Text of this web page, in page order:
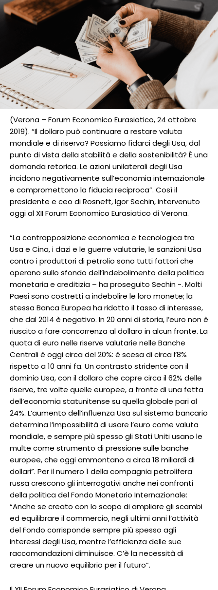
(Verona – Forum Economico Eurasiatico, 24 ottobre
2019). “Il dollaro può continuare a restare valuta
mondiale e di riserva? Possiamo fidarci degli Usa, dal
punto di vista della stabilità e della sostenibilità? È una
domanda retorica. Le azioni unilaterali degli Usa
incidono negativamente sull’economia internazionale
e compromettono la fiducia reciproca”. Così il
presidente e ceo di Rosneft, Igor Sechin, intervenuto
oggi al XII Forum Economico Eurasiatico di Verona.
“La contrapposizione economica e tecnologica tra
Usa e Cina, i dazi e le guerre valutarie, le sanzioni Usa
contro i produttori di petrolio sono tutti fattori che
operano sullo sfondo dell’indebolimento della politica
monetaria e creditizia – ha proseguito Sechin -. Molti
Paesi sono costretti a indebolire le loro monete; la
stessa Banca Europea ha ridotto il tasso di interesse,
che dal 2014 è negativo. In 20 anni di storia, l’euro non è
riuscito a fare concorrenza al dollaro in alcun fronte. La
quota di euro nelle riserve valutarie nelle Banche
Centrali è oggi circa del 20%: è scesa di circa l’8%
rispetto a 10 anni fa. Un contrasto stridente con il
dominio Usa, con il dollaro che copre circa il 62% delle
riserve, tre volte quelle europee, a fronte di una fetta
dell’economia statunitense su quella globale pari al
24%. L’aumento dell’influenza Usa sul sistema bancario
determina l’impossibilità di usare l’euro come valuta
mondiale, e sempre più spesso gli Stati Uniti usano le
multe come strumento di pressione sulle banche
europee, che oggi ammontano a circa 18 miliardi di
dollari”. Per il numero 1 della compagnia petrolifera
russa crescono gli interrogativi anche nei confronti
della politica del Fondo Monetario Internazionale:
“Anche se creato con lo scopo di ampliare gli scambi
ed equilibrare il commercio, negli ultimi anni l’attività
del Fondo corrisponde sempre più spesso agli
interessi degli Usa, mentre l’efficienza delle sue
raccomandazioni diminuisce. C’è la necessità di
creare un nuovo equilibrio per il futuro”.